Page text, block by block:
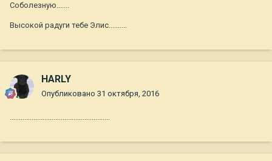
Соболезную.......
Высокой радуги тебе Элис..........
HARLY
Опубликовано 31 октября, 2016
.......................................................